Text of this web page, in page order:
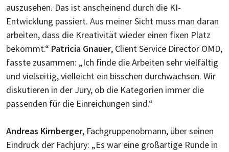
auszusehen. Das ist anscheinend durch die KI-
Entwicklung passiert. Aus meiner Sicht muss man daran
arbeiten, dass die Kreativität wieder einen fixen Platz
bekommt.“ Patricia Gnauer, Client Service Director OMD,
fasste zusammen: „Ich finde die Arbeiten sehr vielfältig
und vielseitig, vielleicht ein bisschen durchwachsen. Wir
diskutieren in der Jury, ob die Kategorien immer die
passenden für die Einreichungen sind.“
Andreas Kirnberger, Fachgruppenobmann, über seinen
Eindruck der Fachjury: „Es war eine großartige Runde in